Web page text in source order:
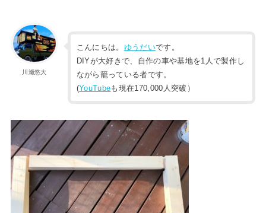
川瀬悠大
こんにちは。 ゆうだいです。
DIYが大好きで、自作の車や基地を1人で製作し
ながら籠っている者です。
(YouTubeも現在170,000人突破）